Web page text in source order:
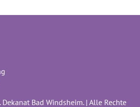
Bad Windsheim. | Alle Rechte